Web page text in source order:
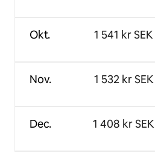
Okt.
Nov.
Dec.
1 541 kr SEK
1 532 kr SEK
1 408 kr SEK